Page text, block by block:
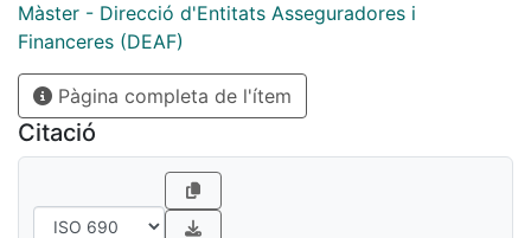
Màster - Direcció d'Entitats Asseguradores i
Financeres (DEAF)
Pàgina completa de l'ítem
Citació